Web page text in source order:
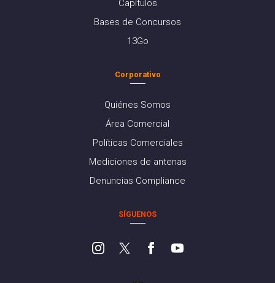
Capítulos
Bases de Concursos
13Go
Corporativo
Quiénes Somos
Área Comercial
Políticas Comerciales
Mediciones de antenas
Denuncias Compliance
SÍGUENOS